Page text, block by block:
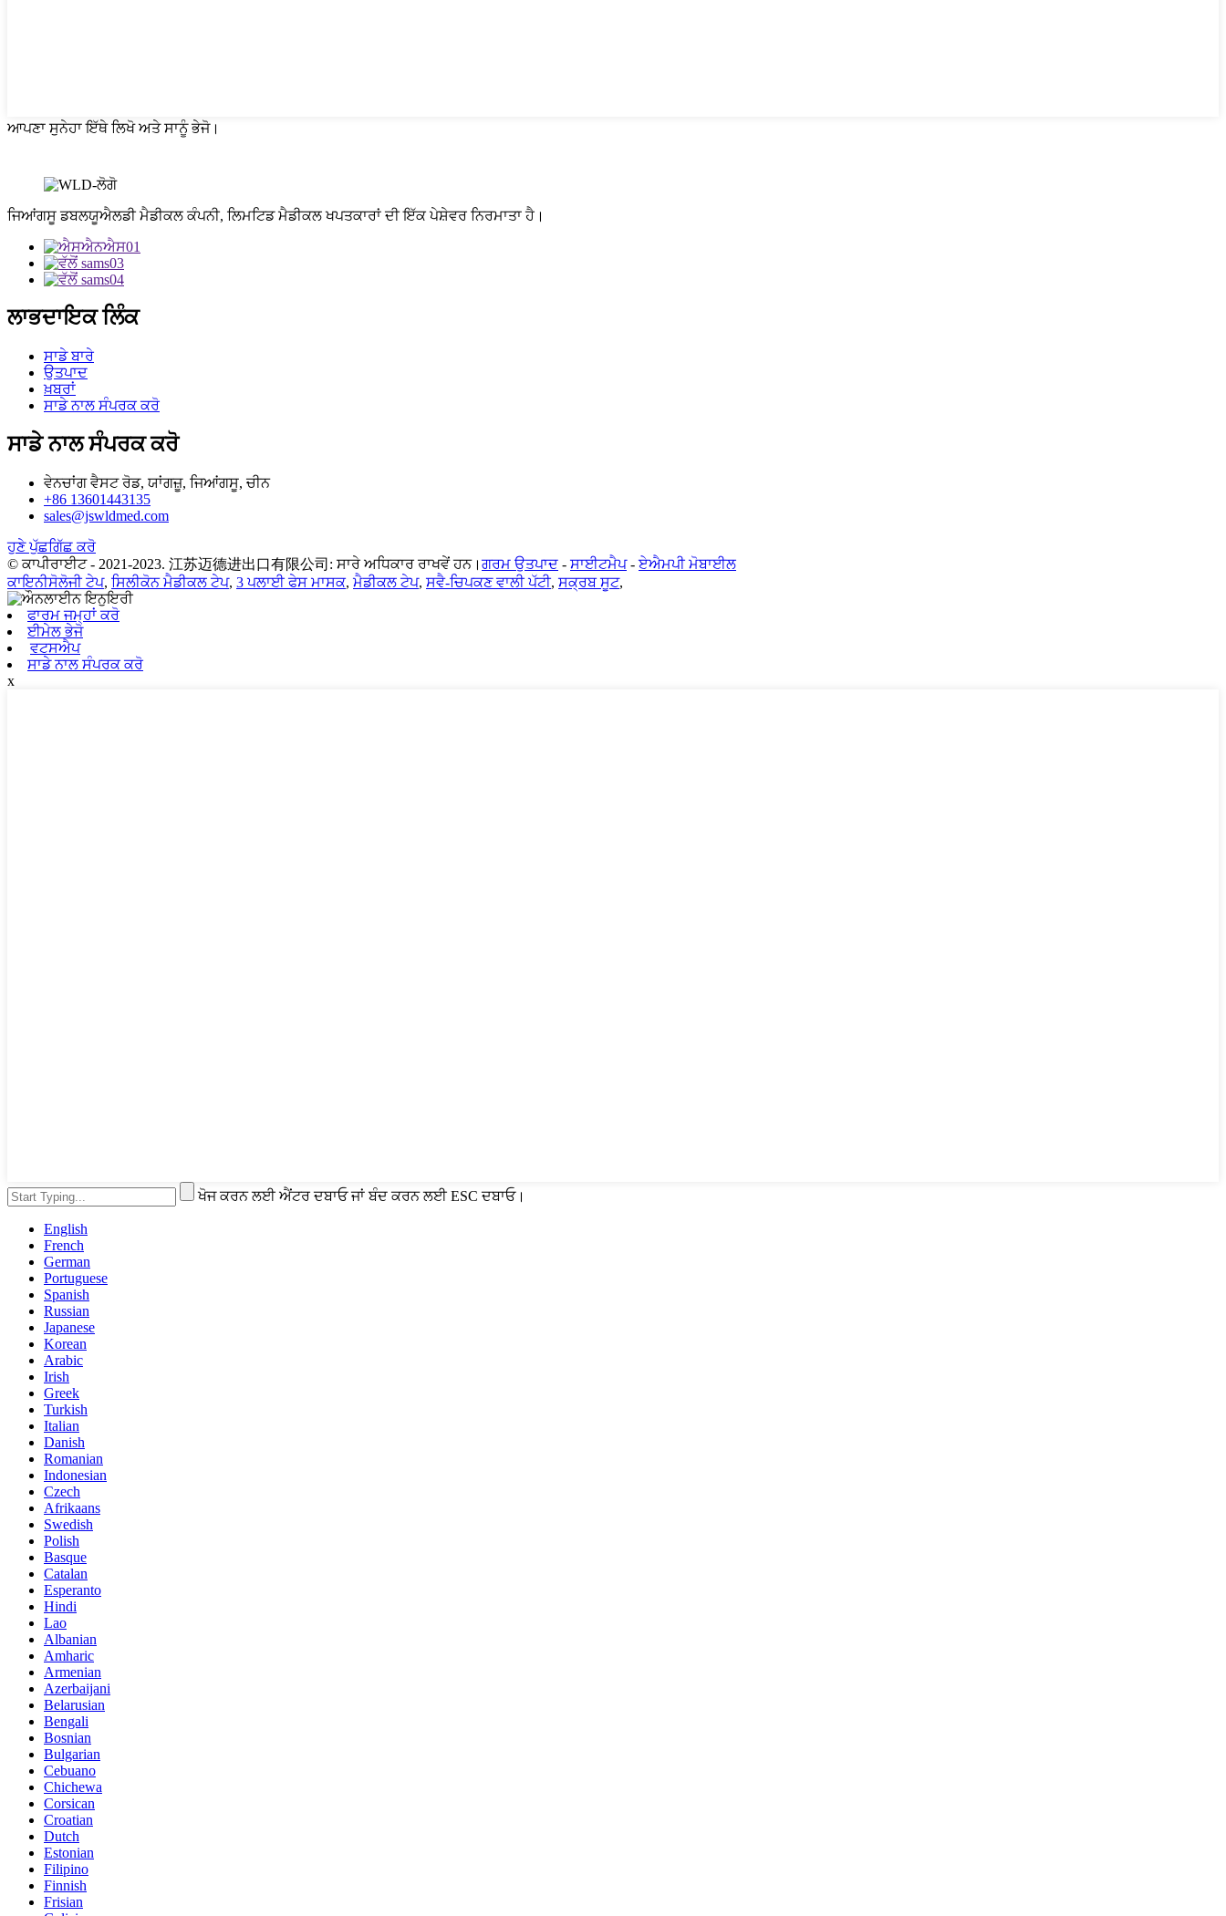
ਆਪਣਾ ਸੁਨੇਹਾ ਇੱਥੇ ਲਿਖੋ ਅਤੇ ਸਾਨੂੰ ਭੇਜੋ।
ਜਿਆਂਗਸੂ ਡਬਲਯੂਐਲਡੀ ਮੈਡੀਕਲ ਕੰਪਨੀ, ਲਿਮਟਿਡ ਮੈਡੀਕਲ ਖਪਤਕਾਰਾਂ ਦੀ ਇੱਕ ਪੇਸ਼ੇਵਰ ਨਿਰਮਾਤਾ ਹੈ।
ਲਾਭਦਾਇਕ ਲਿੰਕ
ਸਾਡੇ ਬਾਰੇ
ਉਤਪਾਦ
ਖ਼ਬਰਾਂ
ਸਾਡੇ ਨਾਲ ਸੰਪਰਕ ਕਰੋ
ਸਾਡੇ ਨਾਲ ਸੰਪਰਕ ਕਰੋ
ਵੇਨਚਾਂਗ ਵੈਸਟ ਰੋਡ, ਯਾਂਗਜ਼ੂ, ਜਿਆਂਗਸੂ, ਚੀਨ
+86 13601443135
sales@jswldmed.com
ਹੁਣੇ ਪੁੱਛਗਿੱਛ ਕਰੋ
© ਕਾਪੀਰਾਈਟ - 2021-2023. 江苏迈德进出口有限公司: ਸਾਰੇ ਅਧਿਕਾਰ ਰਾਖਵੇਂ ਹਨ। ਗਰਮ ਉਤਪਾਦ - ਸਾਈਟਮੈਪ-ਏਐਮਪੀ ਮੋਬਾਈਲ
ਕਾਇਨੀਸੋਲੋਜੀ ਟੇਪ, ਸਿਲੀਕੋਨ ਮੈਡੀਕਲ ਟੇਪ, 3 ਪਲਾਈ ਫੇਸ ਮਾਸਕ, ਮੈਡੀਕਲ ਟੇਪ, ਸਵੈ-ਚਿਪਕਣ ਵਾਲੀ ਪੱਟੀ, ਸਕ੍ਰਬ ਸੂਟ,
ਫਾਰਮ ਜਮ੍ਹਾਂ ਕਰੋ
ਈਮੇਲ ਭੇਜੋ
ਵਟਸਐਪ
ਸਾਡੇ ਨਾਲ ਸੰਪਰਕ ਕਰੋ
x
ਖੋਜ ਕਰਨ ਲਈ ਐਂਟਰ ਦਬਾਓ ਜਾਂ ਬੰਦ ਕਰਨ ਲਈ ESC ਦਬਾਓ।
English
French
German
Portuguese
Spanish
Russian
Japanese
Korean
Arabic
Irish
Greek
Turkish
Italian
Danish
Romanian
Indonesian
Czech
Afrikaans
Swedish
Polish
Basque
Catalan
Esperanto
Hindi
Lao
Albanian
Amharic
Armenian
Azerbaijani
Belarusian
Bengali
Bosnian
Bulgarian
Cebuano
Chichewa
Corsican
Croatian
Dutch
Estonian
Filipino
Finnish
Frisian